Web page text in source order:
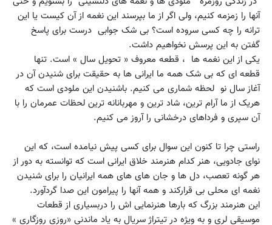
آنها را زمزمه کنیم، ولی اگر از ما بپرسند این نغمه از آن کیست یا این
ترانه را چه کسی سروده است؟ بی شک جوابی درست برای پاسخ
گفتن به این پرسش نخواهیم داشت.
یکی از این نغمه ها ، قطعه معروف « تحویل سال » است. تنها
قطعه ای که بی شک همه ما ایرانی ها به حقیقت برای شنیدن آن در
آغاز سال نو لحظه شماری می کنیم. باشنیدن این ملودی است که
هریک از ما آرام ترین، شاد ترین و مهربانانه ترین لحظات عمرمان را با
آن سپری و فرداهای درخشانی را آروز می کنیم.
راستی چرا تا کنون این سوال برای کسی پیش نیامده است، که این
نوای جادویی، هنر کدام هنرمند خلاق ایرانی است که توانسته به دور از
هر گونه تعصب، دل ها و جان های های همه ایرانیان را برای شنیدن
نغمه ای محلی بی قرارکند و همه آنها را پیرامون این صدا گردآورد.
این هنرمند بزرگ که بارها هنرنمایی اش را دربسیاری از قطعات
موسیقی لری و به ویژه در تیتراژ سریال به یاد ماندنی «روزی روزگاری »